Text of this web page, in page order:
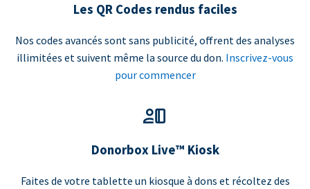
Les QR Codes rendus faciles
Nos codes avancés sont sans publicité, offrent des analyses
illimitées et suivent même la source du don. Inscrivez-vous
pour commencer
Donorbox Live™ Kiosk
Faites de votre tablette un kiosque à dons et récoltez des